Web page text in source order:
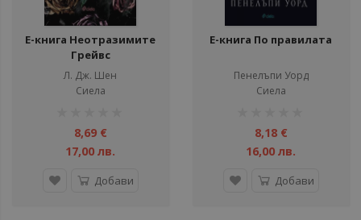
Е-книга Неотразимите
Грейвс
Л. Дж. Шен
Сиела
8,69 €
17,00 лв.
Добави
Е-книга По правилата
Пенелъпи Уорд
Сиела
8,18 €
16,00 лв.
Добави